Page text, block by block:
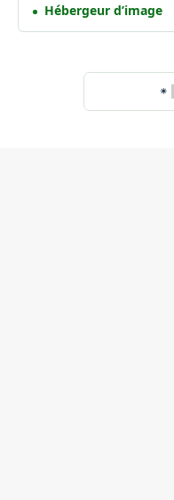
Hébergeur d’image